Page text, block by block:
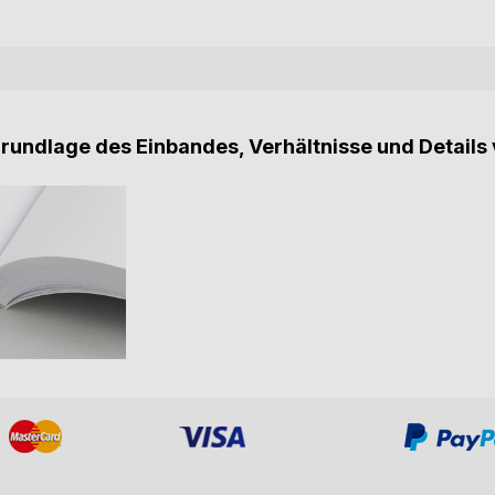
des Einbandes, Verhältnisse und